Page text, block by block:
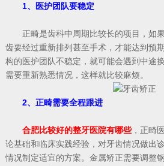
1、医护团队要稳定
正畸是齿科中周期比较长的项目，如
齿要经过重新排列甚至手术，才能达到预
构的医护团队不稳定，就可能会遇到中途
需要重新熟悉情况，这样就比较麻烦。
2、正畸需要全程跟进
合肥比较好的整牙医院有哪些，正畸
论基础和临床实践经验，对牙齿情况做出
情况制定适宜的方案。金属矫正需要调整